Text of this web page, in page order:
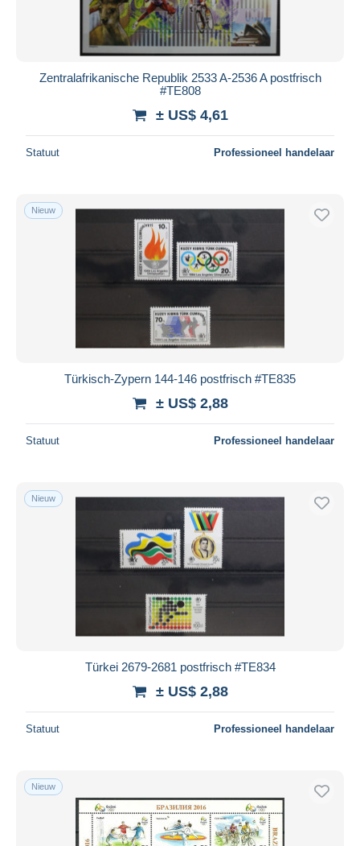
Zentralafrikanische Republik 2533 A-2536 A postfrisch
#TE808
± US$ 4,61
Statuut Professioneel handelaar
Nieuw
Türkisch-Zypern 144-146 postfrisch #TE835
± US$ 2,88
Statuut Professioneel handelaar
Nieuw
Türkei 2679-2681 postfrisch #TE834
± US$ 2,88
Statuut Professioneel handelaar
Nieuw